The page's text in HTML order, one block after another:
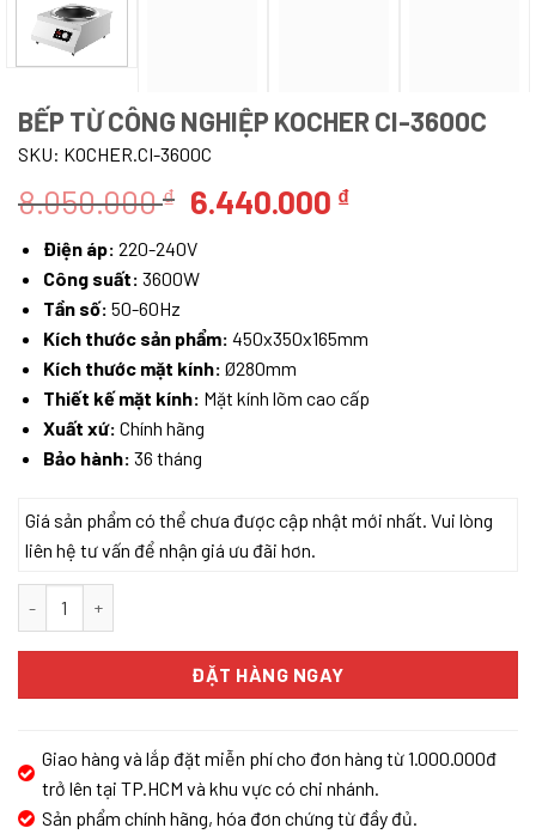
BẾP TỪ CÔNG NGHIỆP KOCHER CI-3600C
SKU: KOCHER.CI-3600C
8.050.000₫ Giá
là:
8.050.000 ₫.
6.440.000 ₫Giá
6.440.000 ₫.
Điện áp: 220-240V
Công suất: 3600W
Tần số: 50-60Hz
Kích thước sản phẩm: 450x350x165mm
Kích thước mặt kính: Ø280mm
Thiết kế mặt kính: Mặt kính lõm cao cấp
Xuất xứ: Chính hãng
Bảo hành: 36 tháng
Giá sản phẩm có thể chưa được cập nhật mới nhất. Vui lòng
liên hệ tư vấn để nhận giá ưu đãi hơn.
ĐẶT HÀNG NGAY
Giao hàng và lắp đặt miễn phí cho đơn hàng từ 1.000.000đ
trở lên tại TP.HCM và khu vực có chi nhánh.
Sản phẩm chính hãng, hóa đơn chứng từ đầy đủ.